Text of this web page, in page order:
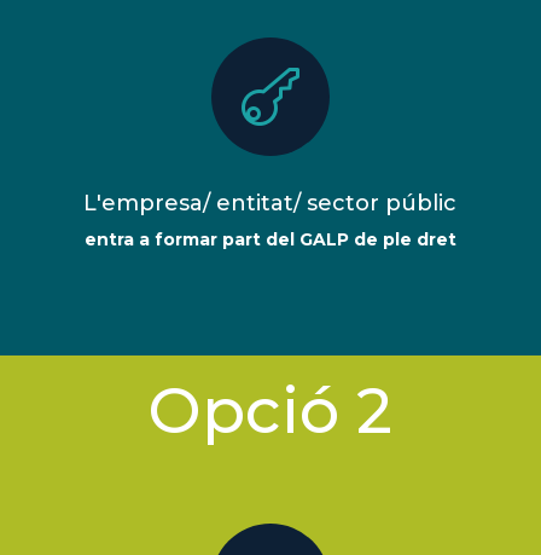

L'empresa/ entitat/ sector públic
entra a formar part del GALP de ple dret
Opció 2